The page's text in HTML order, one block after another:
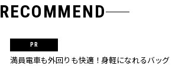
RECOMMEND
満員電車も外回りも快適！身軽になれるバッグ